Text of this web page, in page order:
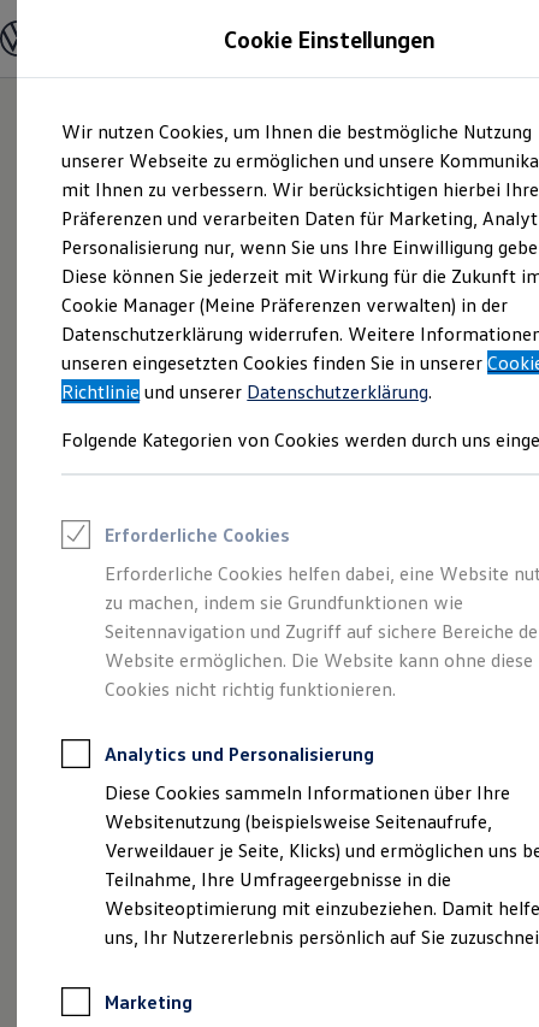
Hauptinhalt
springen
Footer
springen
Modelle und Konfigurator
Modelle vergleichen
Elektroautos
ENERGY Sondermodelle
Nutzfahrzeuge
SUV und CUV
Familienautos
Kombis
Kompaktwagen
Sportwagen
Schnell verfügbare Fahrzeuge
Angebote und Produkte
Aktuelle Angebote
E-Auto-Förderung
Volkswagen Marktplatz
Junge Gebrauchtwagen und Gebrauchtwagen
Saisonangebote
Leasing
Leasing-Angebote
Gebrauchtwagen Leasing
Junge Gebrauchtwagen-Leasing
Elektroauto Leasing
Kleinwagen-Leasing
Leasing ohne Anzahlung
Autokredit mit Schlussrate
Versicherungen und Garantien
Kfz-Versicherung
Restschuldversicherungen
Garantien
Wartungsverträge
Geschäftskunden
Professional Class bei Volkswagen
Großkunden
Behörden
Anpfiff zum Gewinn
Stilvollelektrisch. Der
ID.5
Impressum & Rechtliches)
Cookie Einstellungen
Wir nutzen Cookies, um Ihnen die bestmögliche Nutzung
unserer Webseite zu ermöglichen und unsere
mit Ihnen zu verbessern. Wir berücksichtigen hierbei Ihre
Präferenzen und verarbeiten Daten für Marketing,
Personalisierung nur, wenn Sie uns Ihre Einwilligung
Diese können Sie jederzeit mit Wirkung für die Zukunft
Cookie Manager (Meine Präferenzen verwalten) in der
Datenschutzerklärung widerrufen. Weitere
unseren eingesetzten Cookies finden Sie in unserer
Richtlinie und unserer Datenschutzerklärung.
Folgende Kategorien von Cookies werden durch uns
Erforderliche Cookies
Erforderliche Cookies helfen dabei, eine Website
zu machen, indem sie Grundfunktionen wie
Seitennavigation und Zugriff auf sichere Bereiche
Website ermöglichen. Die Website kann ohne diese
Cookies nicht richtig funktionieren.
Analytics und Personalisierung
Diese Cookies sammeln Informationen über Ihre
Websitenutzung (beispielsweise Seitenaufrufe,
Verweildauer je Seite, Klicks) und ermöglichen uns
Teilnahme, Ihre Umfrageergebnisse in die
Websiteoptimierung mit einzubeziehen. Damit
uns, Ihr Nutzererlebnis persönlich auf Sie
Marketing